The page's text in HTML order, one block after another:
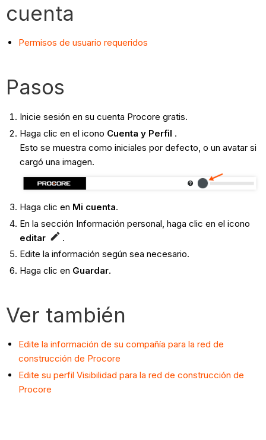
cuenta
Permisos de usuario requeridos
Pasos
Inicie sesión en su cuenta Procore gratis.
Haga clic en el icono Cuenta y Perfil .
Esto se muestra como iniciales por defecto, o un avatar si
cargó una imagen.
Haga clic en Mi cuenta.
En la sección Información personal, haga clic en el icono
editar
.
Edite la información según sea necesario.
Haga clic en Guardar.
Ver también
Edite la información de su compañía para la red de
construcción de Procore
Edite su perfil Visibilidad para la red de construcción de
Procore